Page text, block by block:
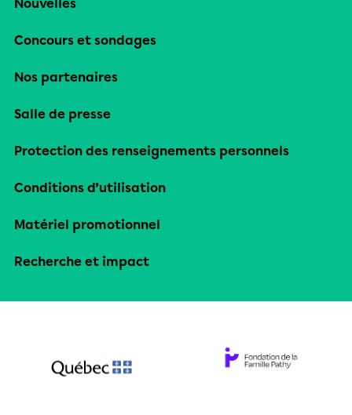
Nouvelles
Concours et sondages
Nos partenaires
Salle de presse
Protection des renseignements personnels
Conditions d’utilisation
Matériel promotionnel
Recherche et impact